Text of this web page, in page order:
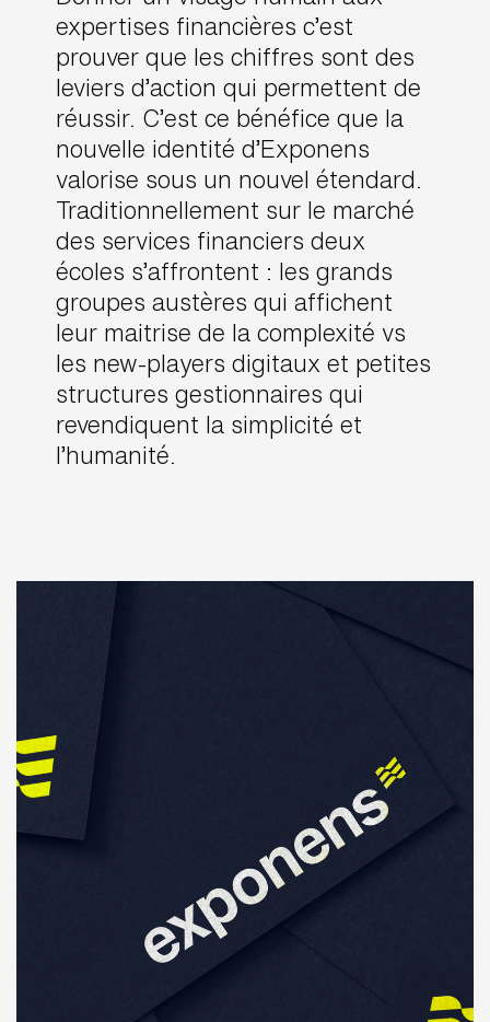
expertises financières c’est
prouver que les chiffres sont des
leviers d’action qui permettent de
réussir. C’est ce bénéfice que la
nouvelle identité d’Exponens
valorise sous un nouvel étendard.
Traditionnellement sur le marché
des services financiers deux
écoles s’affrontent : les grands
groupes austères qui affichent
leur maitrise de la complexité vs
les new-players digitaux et petites
structures gestionnaires qui
revendiquent la simplicité et
l’humanité.